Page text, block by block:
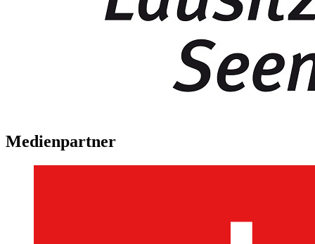
Medienpartner